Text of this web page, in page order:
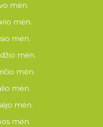
mėn.
mėn.
mėn.
mėn.
mėn.
mėn.
mėn.
mėn.